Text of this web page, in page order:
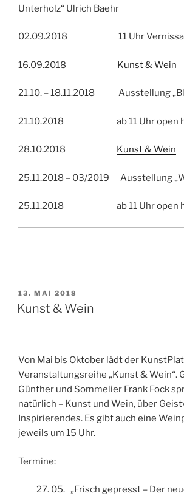
Unterholz“ Ulrich Baehr
02.09.2018 11 Uhr
16.09.2018 Kunst & Wein
21.10. – 18.11.2018 Ausstellung
21.10.2018 ab 11 Uhr open
28.10.2018 Kunst & Wein
25.11.2018 – 03/2019 Ausstellung
25.11.2018 ab 11 Uhr open
VERÖFFENTLICHT
AM
13. MAI 2018
Kunst & Wein
Von Mai bis Oktober lädt der
Veranstaltungsreihe „Kunst & Wein“.
Günther und Sommelier Frank Fock
natürlich – Kunst und Wein, über
Inspirierendes. Es gibt auch eine
jeweils um 15 Uhr.
Termine:
27. 05. „Frisch gepresst – Der